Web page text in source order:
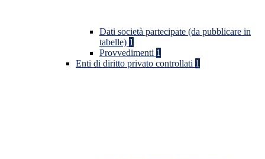
Dati società partecipate (da pubblicare in
tabelle) 1
Provvedimenti 1
Enti di diritto privato controllati 1